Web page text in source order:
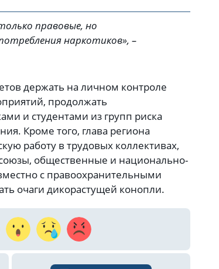
правовые, но
наркотиков», –
держать на личном контроле
продолжать
и студентами из групп риска
Кроме того, глава региона
работу в трудовых коллективах,
общественные и национально-
с правоохранительными
очаги дикорастущей конопли.